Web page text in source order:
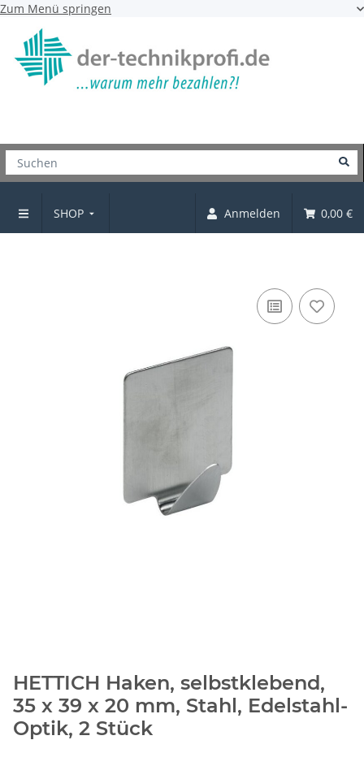
Zum Menü springen
SHOP Anmelden 0,00 €
Klebehaken
HETTICH Haken, selbstklebend,
35 x 39 x 20 mm, Stahl, Edelstahl-
Optik, 2 Stück